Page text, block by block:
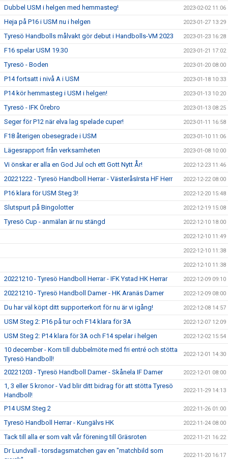
Dubbel USM i helgen med hemmasteg! 2023-02-02 11:06
Heja på P16 i USM nu i helgen 2023-01-27 13:29
Tyresö Handbolls målvakt gör debut i Handbolls-VM 2023 2023-01-23 16:28
F16 spelar USM 19.30 2023-01-21 17:02
Tyresö - Boden 2023-01-20 08:00
P14 fortsatt i nivå A i USM 2023-01-18 10:33
P14 kör hemmasteg i USM i helgen! 2023-01-13 10:20
Tyresö - IFK Örebro 2023-01-13 08:25
Seger för P12 när elva lag spelade cuper! 2023-01-11 16:58
F18 återigen obesegrade i USM 2023-01-10 11:06
Lägesrapport från verksamheten 2023-01-08 10:00
Vi önskar er alla en God Jul och ett Gott Nytt År! 2022-12-23 11:46
20221222 - Tyresö Handboll Herrar - VästeråsIrsta HF Herr 2022-12-22 08:00
P16 klara för USM Steg 3! 2022-12-20 15:48
Slutspurt på Bingolotter 2022-12-19 15:08
Tyresö Cup - anmälan är nu stängd 2022-12-10 18:00
2022-12-10 11:49
2022-12-10 11:38
2022-12-10 11:38
20221210 - Tyresö Handboll Herrar - IFK Ystad HK Herrar 2022-12-09 09:10
20221210 - Tyresö Handboll Damer - HK Aranäs Damer 2022-12-09 08:00
Du har väl köpt ditt supporterkort för nu är vi igång! 2022-12-08 14:57
USM Steg 2: P16 på tur och F14 klara för 3A 2022-12-07 12:09
USM Steg 2: P14 klara för 3A och F14 spelar i helgen 2022-12-02 15:54
10 december - Kom till dubbelmöte med fri entré och stötta
Tyresö Handboll!
2022-12-01 14:30
20221203 - Tyresö Handboll Damer - Skånela IF Damer 2022-12-01 08:00
1, 3 eller 5 kronor - Vad blir ditt bidrag för att stötta Tyresö
Handboll!
2022-11-29 14:13
P14 USM Steg 2 2022-11-26 01:00
Tyresö Handboll Herrar - Kungälvs HK 2022-11-24 08:00
Tack till alla er som valt vår förening till Gräsroten 2022-11-21 16:22
Dr Lundvall - torsdagsmatchen gav en "matchbild som
2022-11-20 16:17